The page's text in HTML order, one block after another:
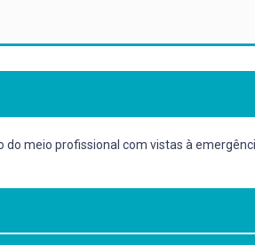
meio profissional com vistas à